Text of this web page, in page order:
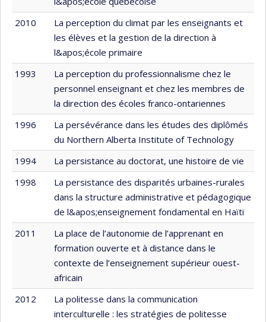
2010
La perception du climat par les enseignants et
les élèves et la gestion de la direction à
l&apos;école primaire
1993
La perception du professionnalisme chez le
personnel enseignant et chez les membres de
la direction des écoles franco-ontariennes
1996
La persévérance dans les études des diplômés
du Northern Alberta Institute of Technology
1994
La persistance au doctorat, une histoire de vie
1998
La persistance des disparités urbaines-rurales
dans la structure administrative et pédagogique
de l&apos;enseignement fondamental en Haïti
2011
La place de l’autonomie de l’apprenant en
formation ouverte et à distance dans le
contexte de l’enseignement supérieur ouest-
africain
2012
La politesse dans la communication
interculturelle : les stratégies de politesse